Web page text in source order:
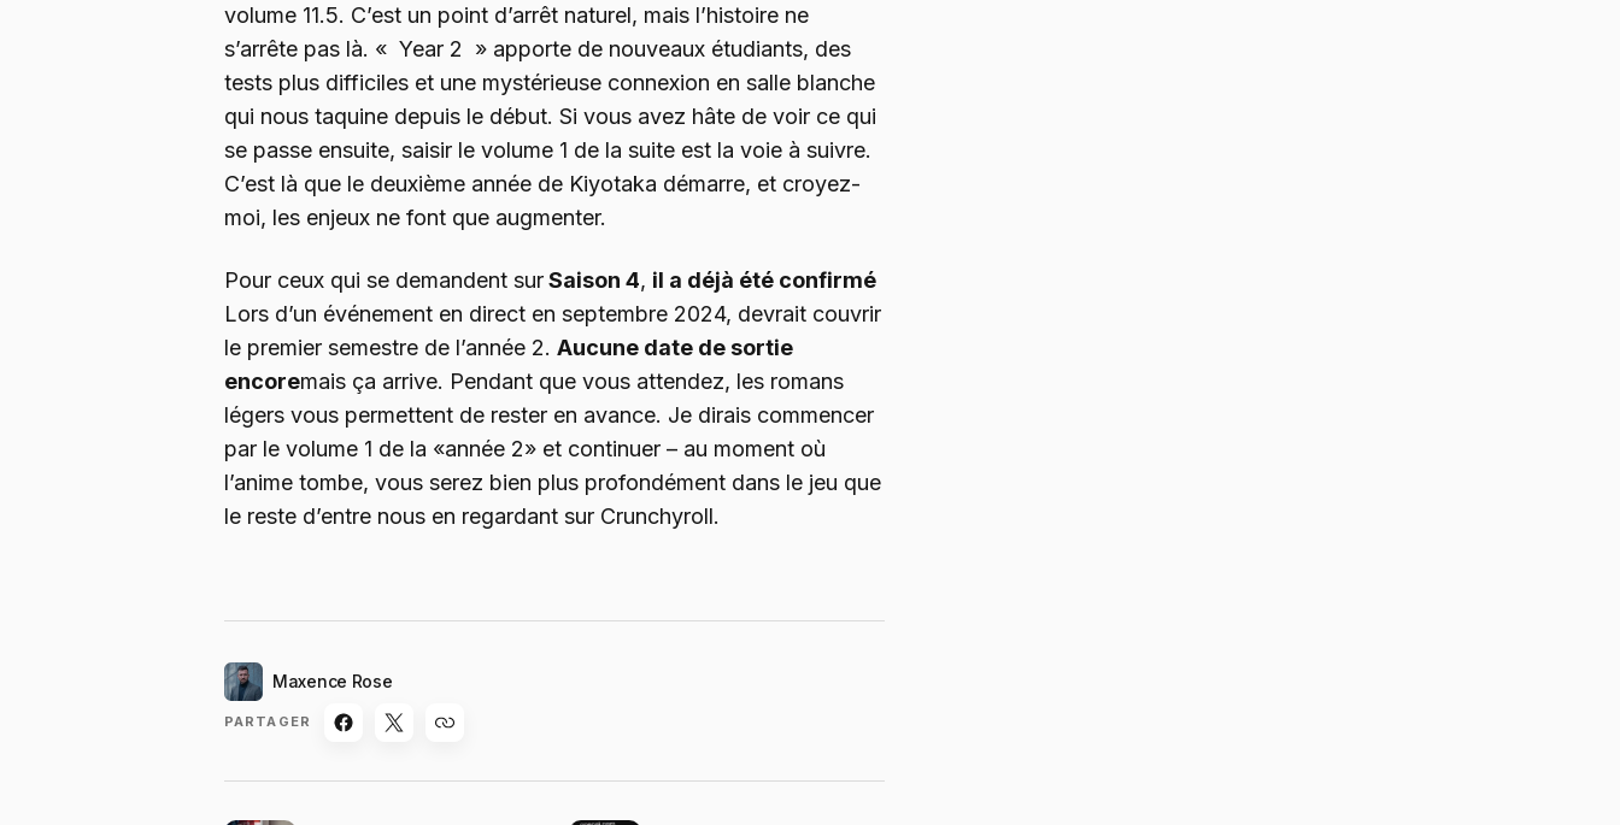
volume 11.5. C’est un point d’arrêt naturel, mais l’histoire ne
s’arrête pas là. « Year 2 » apporte de nouveaux étudiants, des
tests plus difficiles et une mystérieuse connexion en salle blanche
qui nous taquine depuis le début. Si vous avez hâte de voir ce qui
se passe ensuite, saisir le volume 1 de la suite est la voie à suivre.
C’est là que le deuxième année de Kiyotaka démarre, et croyez-
moi, les enjeux ne font que augmenter.
Pour ceux qui se demandent surSaison 4, il a déjà été confirmé
Lors d’un événement en direct en septembre 2024, devrait couvrir
le premier semestre de l’année 2. Aucune date de sortie
encoremais ça arrive. Pendant que vous attendez, les romans
légers vous permettent de rester en avance. Je dirais commencer
par le volume 1 de la «année 2» et continuer – au moment où
l’anime tombe, vous serez bien plus profondément dans le jeu que
le reste d’entre nous en regardant sur Crunchyroll.
Maxence Rose
PARTAGER